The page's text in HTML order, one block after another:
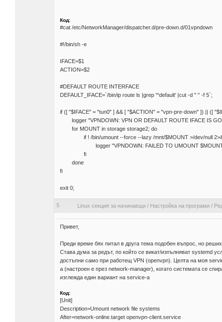
Код:
#cat /etc/NetworkManager/dispatcher.d/pre-down.d/01vpndown
#!/bin/sh -e
IFACE=$1
ACTION=$2
#DEFAULT ROUTE INTERFACE
DEFAULT_IFACE=`/bin/ip route ls |grep '^default' |cut -d " " -f 5`;
if ([ "$IFACE" = "tun0" ] && [ "$ACTION" = "vpn-pre-down" ]) || ([
logger "VPNDOWN: VPN OR DEFAULT ROUTE IFACE IS
for MOUNT in storage storage2; do
if ! /bin/umount --force --lazy /mnt/$MOUNT >/dev/null
logger "VPNDOWN: FAILED TO UMOUNT
fi
done
fi
exit 0;
5 Linux секция за начинаещи/ Настройка на програми/
Привет,
Преди време бях питал в друга тема подобен въпрос, но
Става дума за редът, по който се викат/изпълняват systemd
достъпни само при работещ VPN (openvpn). Целта на моя
a (настроен е през network-manager), когато системата се
изглежда един вариант на service-a
Код:
[Unit]
Description=Umount network file systems
After=network-online.target openvpn-client.service